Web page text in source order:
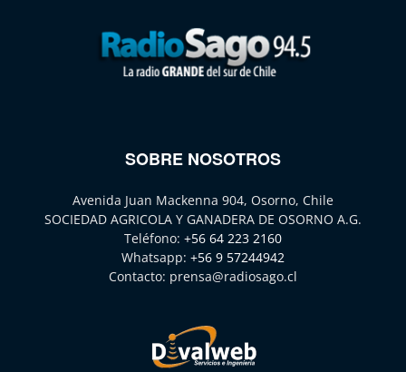
SOBRE NOSOTROS
Avenida Juan Mackenna 904, Osorno, Chile
SOCIEDAD AGRICOLA Y GANADERA DE OSORNO A.G.
Teléfono: +56 64 223 2160
Whatsapp: +56 9 57244942
Contacto: prensa@radiosago.cl